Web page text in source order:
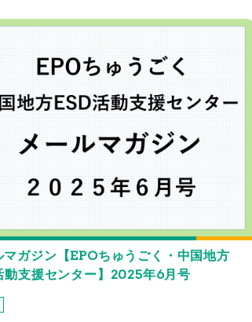
マガジン【EPOちゅうごく・中国地方
動支援センター】2025年6月号